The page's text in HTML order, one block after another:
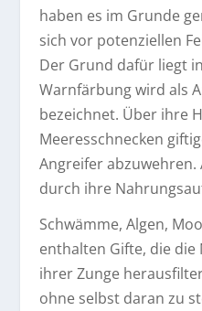
haben es im Grunde
sich vor potenziellen
Der Grund dafür liegt
Warnfärbung wird als
bezeichnet. Über ihre
Meeresschnecken
Angreifer abzuwehren.
durch ihre
Schwämme, Algen,
enthalten Gifte, die die
ihrer Zunge
ohne selbst daran zu